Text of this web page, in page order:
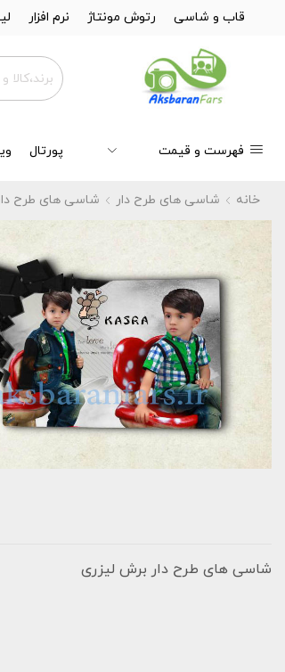
قاب و شاسی رتوش مونتاژ نرم افزار
فهرست و قیمت پورتال
خانه شاسی های طرح دار شاسی های طرح
شاسی های طرح دار برش لیزری